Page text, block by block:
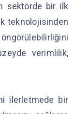
sektörde bir ilk
teknolojisinden
öngörülebilirliğini
verimlilik,
ilerletmede bir